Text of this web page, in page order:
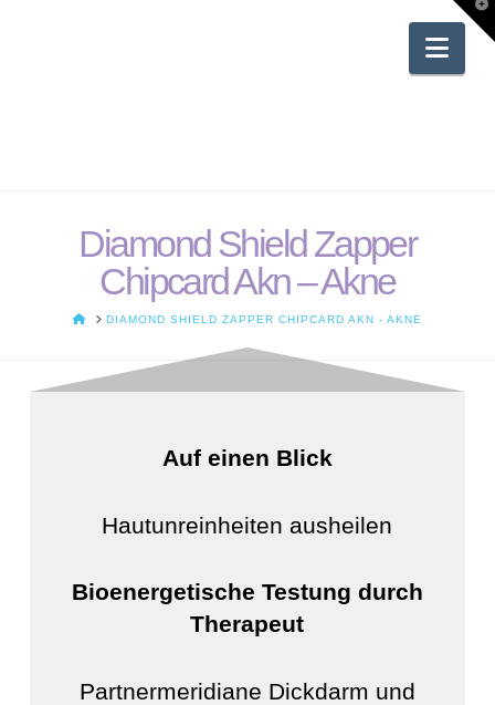
Diamond Shield Zapper
Chipcard Akn – Akne
HOMEDIAMOND SHIELD ZAPPER CHIPCARD AKN - AKNE
Auf einen Blick
Hautunreinheiten ausheilen
Bioenergetische Testung durch
Therapeut
Partnermeridiane Dickdarm und